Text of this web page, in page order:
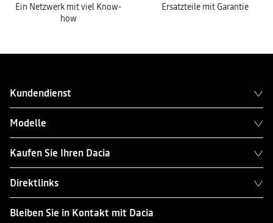
Ein Netzwerk mit viel Know-
how
Ersatzteile mit Garantie
Kundendienst
Modelle
Kaufen Sie Ihren Dacia
Direktlinks
Bleiben Sie in Kontakt mit Dacia